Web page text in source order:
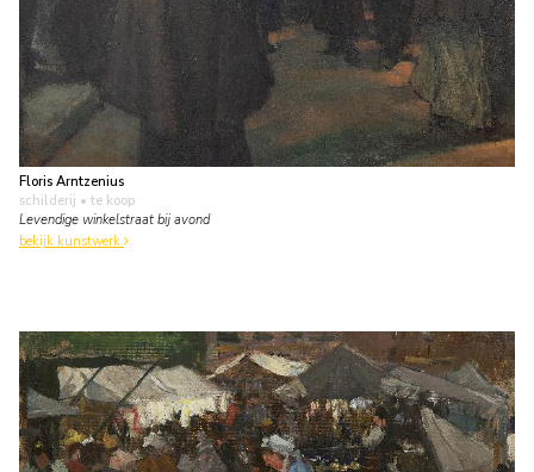
Floris Arntzenius
schilderij • te koop
Levendige winkelstraat bij avond
bekijk kunstwerk